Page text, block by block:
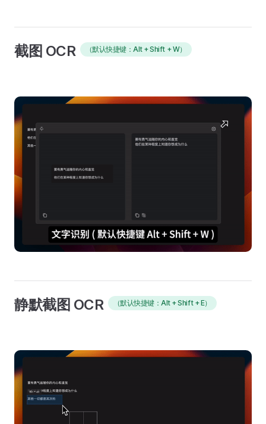
截图 OCR （默认快捷键：Alt + Shift + W）
静默截图 OCR （默认快捷键：Alt + Shift + E）